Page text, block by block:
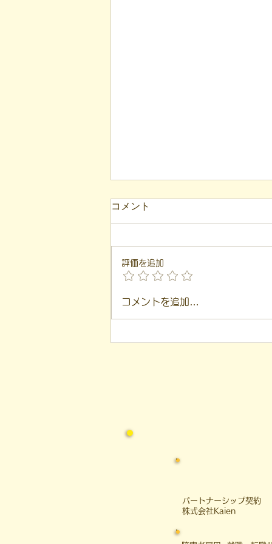
【代表ブログ】「目の前の小
コメント
評価を追加
コメントを追加…
​パートナーシップ契約
​株式会社Kaien